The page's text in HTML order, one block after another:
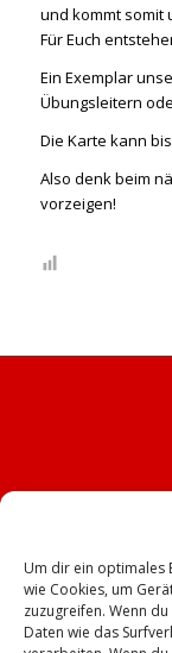
Um dir ein optimales
wie Cookies, um
zuzugreifen. Wenn
Daten wie das
und kommt somit
Für Euch
Ein Exemplar
Übungsleitern
Die Karte kann
Also denk beim
vorzeigen!